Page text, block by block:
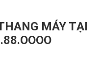
MÁY TẠI